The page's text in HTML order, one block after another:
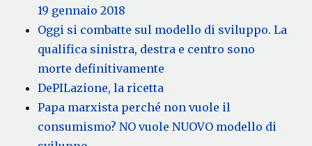
19 gennaio 2018
Oggi si combatte sul modello di sviluppo. La
qualifica sinistra, destra e centro sono
morte definitivamente
DePILazione, la ricetta
Papa marxista perché non vuole il
consumismo? NO vuole NUOVO modello di